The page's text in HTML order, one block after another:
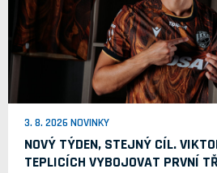
3. 8. 2026 NOVINKY
NOVÝ TÝDEN, STEJNÝ CÍL.
TEPLICÍCH VYBOJOVAT PRVNÍ